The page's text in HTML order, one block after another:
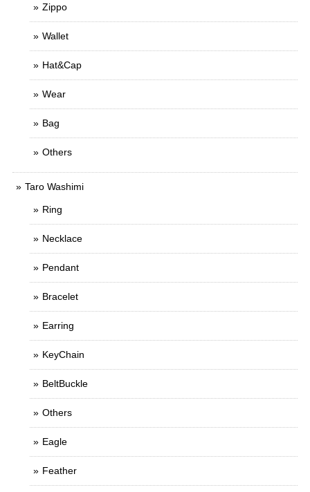
Zippo
Wallet
Hat&Cap
Wear
Bag
Others
Taro Washimi
Ring
Necklace
Pendant
Bracelet
Earring
KeyChain
BeltBuckle
Others
Eagle
Feather